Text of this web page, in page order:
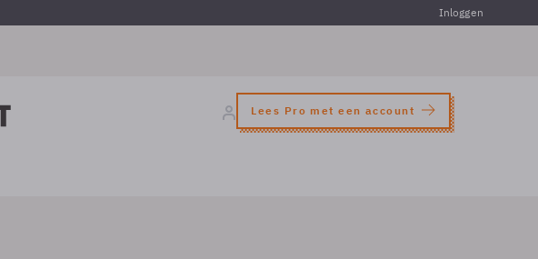
Inloggen
Lees Pro met een account